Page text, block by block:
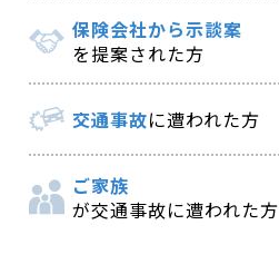
保険会社から示談案
を提案された方
交通事故に遭われた方
ご家族
が交通事故に遭われた方